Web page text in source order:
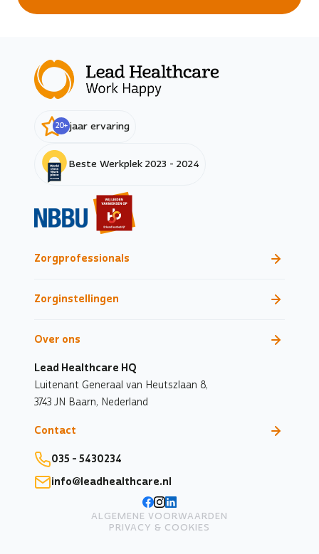
20+ jaar ervaring
Beste Werkplek 2023 - 2024
Zorgprofessionals
Zorginstellingen
Over ons
Lead Healthcare HQ
Luitenant Generaal van Heutszlaan 8,
3743 JN Baarn, Nederland
Contact
035 - 5430234
info@leadhealthcare.nl
ALGEMENE VOORWAARDEN
PRIVACY & COOKIES